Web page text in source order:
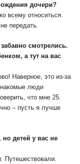
дочери?
всему относиться.
передать.
смотрелись.
а тут на вас
Наверное, это из-за
люди
что мне 25.
– пусть я лучше
детей у вас не
Путешествовали.